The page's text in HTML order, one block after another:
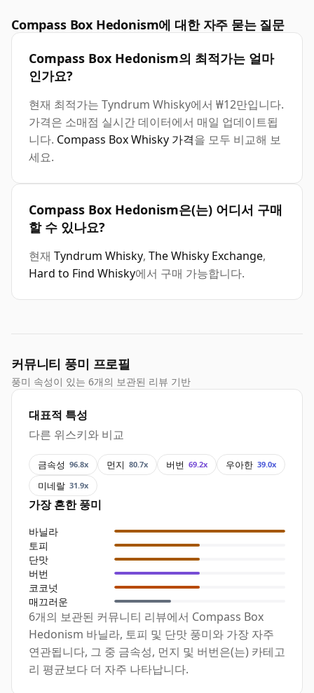
Compass Box Hedonism에 대한 자주 묻는 질문
Compass Box Hedonism의 최적가는 얼마
인가요?
현재 최적가는 Tyndrum Whisky에서 ₩12만입니다.
가격은 소매점 실시간 데이터에서 매일 업데이트됩
니다. Compass Box Whisky 가격을 모두 비교해 보
세요.
Compass Box Hedonism은(는) 어디서 구매
할 수 있나요?
현재 Tyndrum Whisky, The Whisky Exchange,
Hard to Find Whisky에서 구매 가능합니다.
커뮤니티 풍미 프로필
풍미 속성이 있는 6개의 보관된 리뷰 기반
대표적 특성
다른 위스키와 비교
금속성 96.8x 먼지 80.7x 버번 69.2x 우아한 39.0x
미네랄 31.9x
가장 흔한 풍미
바닐라
토피
단맛
버번
코코넛
매끄러운
6개의 보관된 커뮤니티 리뷰에서 Compass Box
Hedonism 바닐라, 토피 및 단맛 풍미와 가장 자주
연관됩니다, 그 중 금속성, 먼지 및 버번은(는) 카테고
리 평균보다 더 자주 나타납니다.